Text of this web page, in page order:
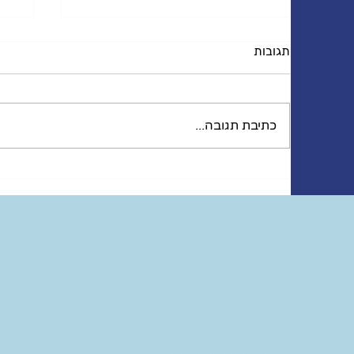
שינה והנקה
תגובות
כתיבת תגובה...